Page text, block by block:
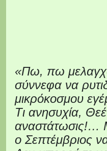
«Πω, πω
σύννεφα να
μικρόκοσμου
Τι ανησυχία,
αναστάτωσις!…
ο Σεπτέμβριος